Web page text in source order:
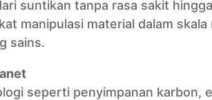
suntikan tanpa rasa sakit
manipulasi material dalam skala
sains.
seperti penyimpanan karbon,